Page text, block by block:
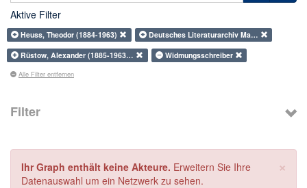
Aktive Filter
Heuss, Theodor (1884-1963)
Deutsches Literaturarchiv Ma…
Rüstow, Alexander (1885-1963…
Widmungsschreiber
Alle Filter entfernen
Filter
×
Ihr Graph enthält keine Akteure. Erweitern Sie Ihre
Datenauswahl um ein Netzwerk zu sehen.